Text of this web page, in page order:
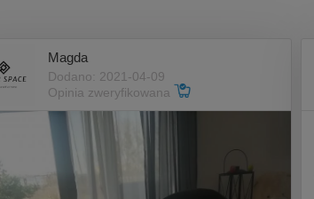
Magda
Dodano: 2021-04-09
Opinia zweryfikowana